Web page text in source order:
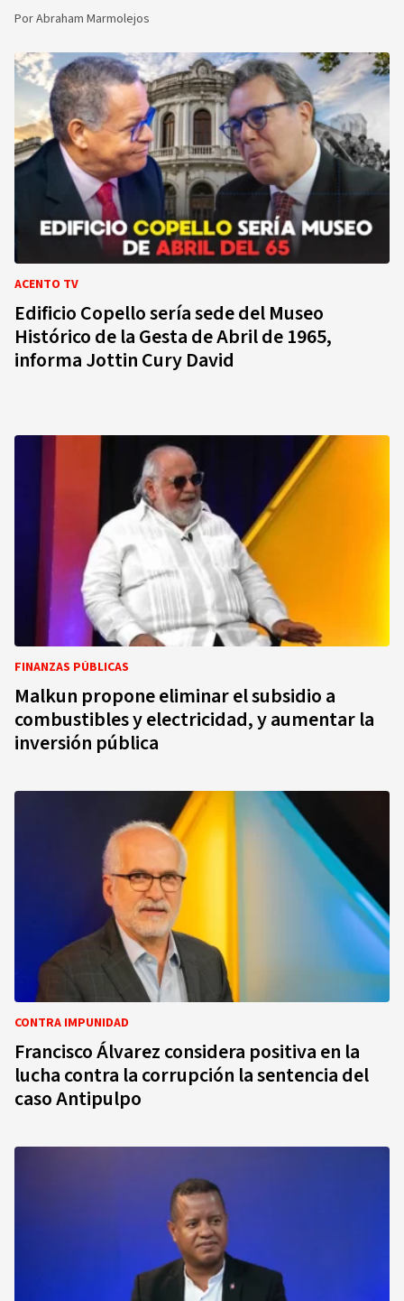
PorAbraham Marmolejos
ACENTO TV
Edificio Copello sería sede del Museo
Histórico de la Gesta de Abril de 1965,
informa Jottin Cury David
FINANZAS PÚBLICAS
Malkun propone eliminar el subsidio a
combustibles y electricidad, y aumentar la
inversión pública
CONTRA IMPUNIDAD
Francisco Álvarez considera positiva en la
lucha contra la corrupción la sentencia del
caso Antipulpo